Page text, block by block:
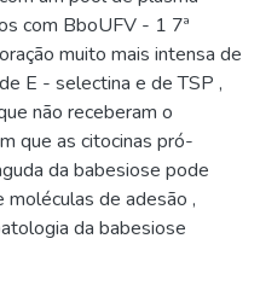
com BboUFV - 1 7ª
muito mais intensa de
E - selectina e de TSP ,
não receberam o
que as citocinas pró-
da babesiose pode
de adesão ,
da babesiose